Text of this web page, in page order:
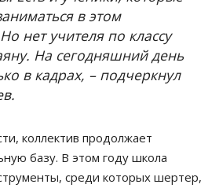
в этом
нет учителя по классу
На сегодняшний день
в кадрах, – подчеркнул
коллектив продолжает
базу. В этом году школа
среди которых шертер,